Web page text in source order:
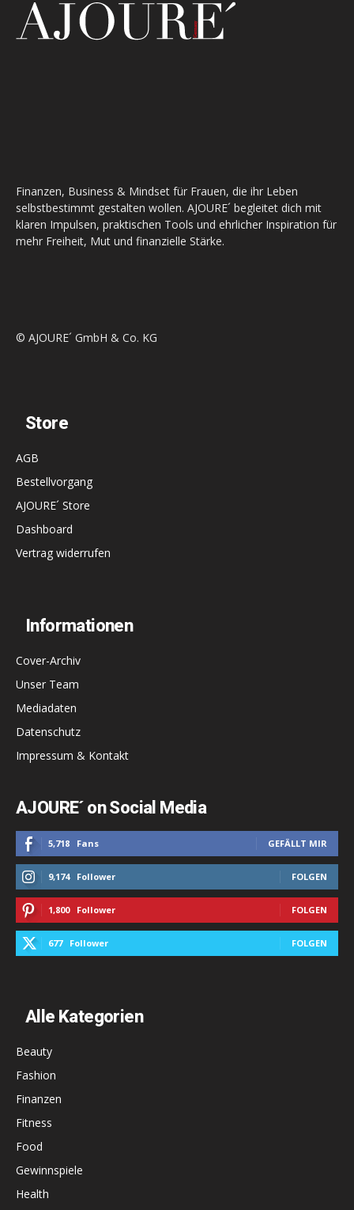
Finanzen, Business & Mindset für Frauen, die ihr Leben
selbstbestimmt gestalten wollen. AJOURE´ begleitet dich mit
klaren Impulsen, praktischen Tools und ehrlicher Inspiration für
mehr Freiheit, Mut und finanzielle Stärke.
© AJOURE´ GmbH & Co. KG
Store
AGB
Bestellvorgang
AJOURE´ Store
Dashboard
Vertrag widerrufen
Informationen
Cover-Archiv
Unser Team
Mediadaten
Datenschutz
Impressum & Kontakt
AJOURE´ on Social Media
5,718 Fans GEFÄLLT MIR
9,174 Follower FOLGEN
1,800 Follower FOLGEN
677 Follower FOLGEN
Alle Kategorien
Beauty
Fashion
Finanzen
Fitness
Food
Gewinnspiele
Health